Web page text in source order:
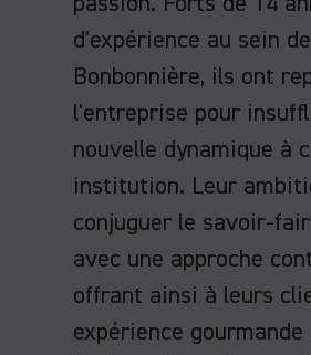
d'expérience au sein
Bonbonnière, ils ont
l'entreprise pour
nouvelle dynamique à
institution. Leur
conjuguer le savoir-
avec une approche
offrant ainsi à leurs
expérience gourmande